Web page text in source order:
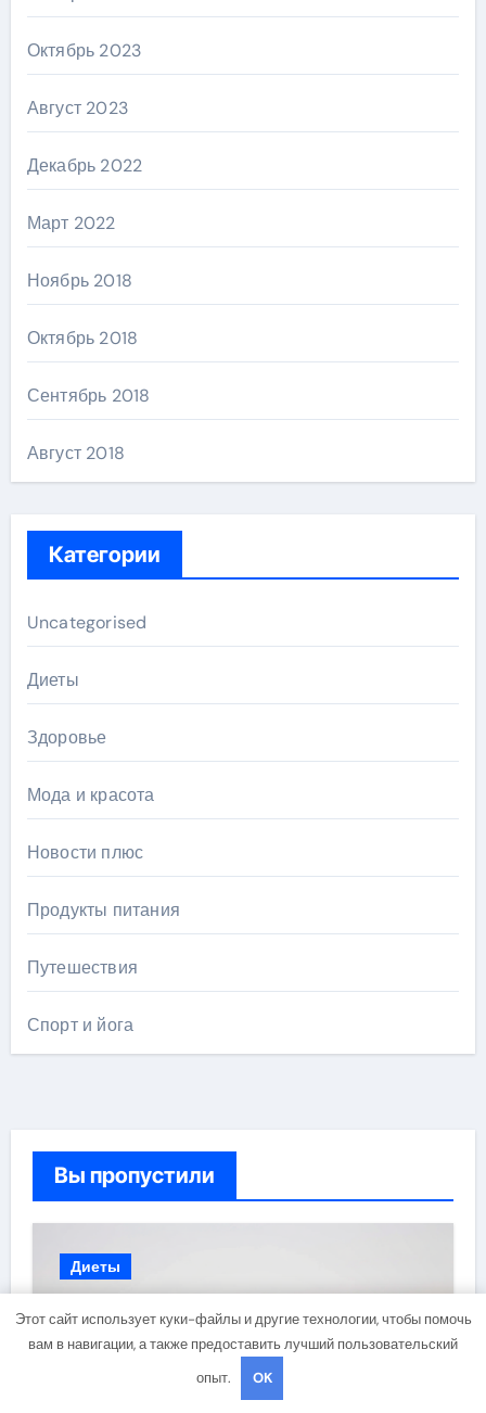
Октябрь 2023
Август 2023
Декабрь 2022
Март 2022
Ноябрь 2018
Октябрь 2018
Сентябрь 2018
Август 2018
Категории
Uncategorised
Диеты
Здоровье
Мода и красота
Новости плюс
Продукты питания
Путешествия
Спорт и йога
Вы пропустили
Диеты
Этот сайт использует куки-файлы и другие технологии, чтобы помочь
вам в навигации, а также предоставить лучший пользовательский
опыт.
OK